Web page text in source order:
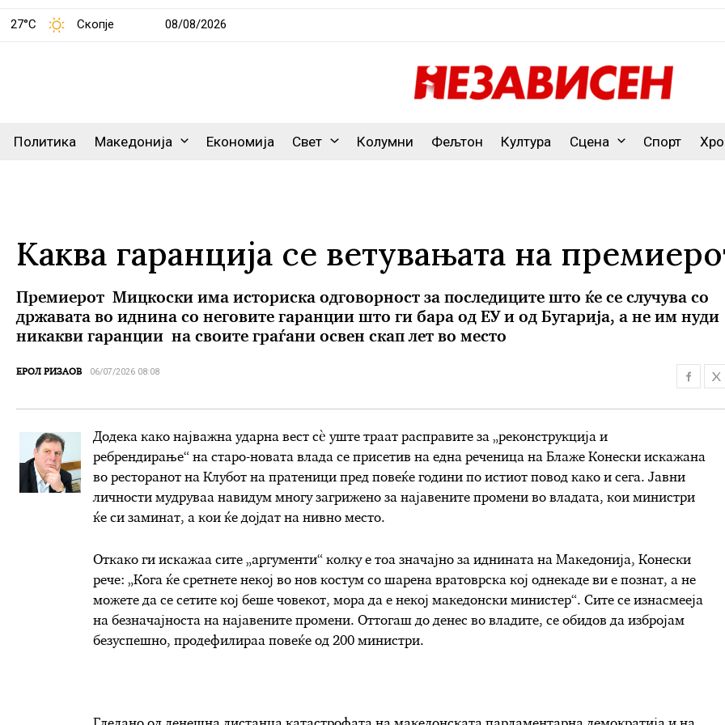
27°C Скопје 08/08/2026
Политика Македонија Економија Свет Колумни Фељтон Култура Сцена Спорт
Каква гаранција се ветувањата на
Премиерот Мицкоски има историска одговорност за последиците што ќе се случува со
државата во иднина со неговите гаранции што ги бара од ЕУ и од Бугарија, а не им нуди
никакви гаранции на своите граѓани освен скап лет во место
ЕРОЛ РИЗАОВ 06/07/2026 08:08
Додека како најважна ударна вест сѐ уште траат расправите за „реконструкција и
ребрендирање“ на старо-новата влада се присетив на една реченица на Блаже Конески искажана
во ресторанот на Клубот на пратеници пред повеќе години по истиот повод како и сега. Јавни
личности мудруваа навидум многу загрижено за најавените промени во владата, кои министри
ќе си заминат, а кои ќе дојдат на нивно место.
Откако ги искажаа сите „аргументи“ колку е тоа значајно за иднината на Македонија, Конески
рече: „Кога ќе сретнете некој во нов костум со шарена вратоврска кој однекаде ви е познат, а не
можете да се сетите кој беше човекот, мора да е некој македонски министер“. Сите се изнасмееја
на безначајноста на најавените промени. Оттогаш до денес во владите, се обидов да избројам
безуспешно, продефилираа повеќе од 200 министри.